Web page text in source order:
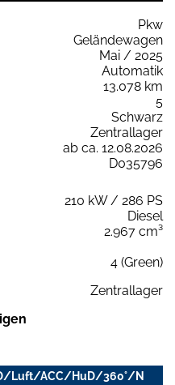
Pkw
Geländewagen
Mai / 2025
Automatik
13.078 km
5
Schwarz
Zentrallager
ab ca. 12.08.2026
D035796
210 kW / 286 PS
Diesel
2.967 cm³
4 (Green)
Zentrallager
Luft/ACC/HuD/360°/N